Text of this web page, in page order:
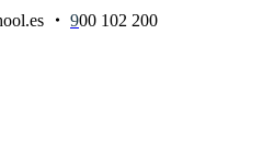
・ 900 102 200